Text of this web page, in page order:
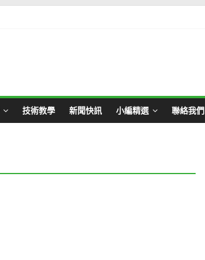
技術教學 新聞快訊 小編精選 聯絡我們